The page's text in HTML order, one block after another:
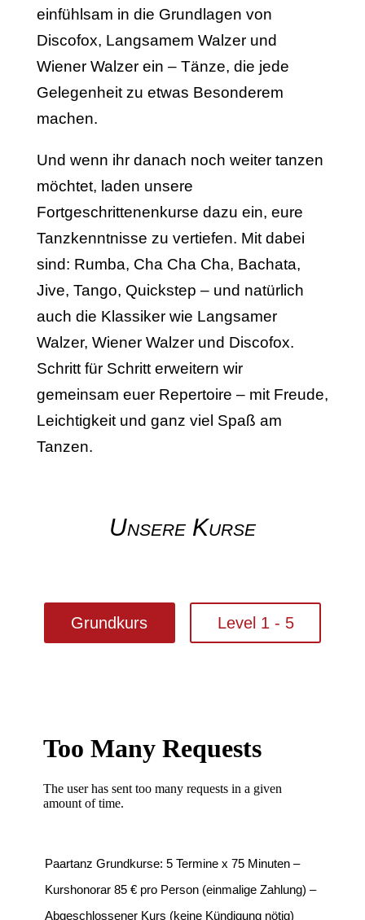
einfühlsam in die Grundlagen von
Discofox, Langsamem Walzer und
Wiener Walzer ein – Tänze, die jede
Gelegenheit zu etwas Besonderem
machen.
Und wenn ihr danach noch weiter tanzen
möchtet, laden unsere
Fortgeschrittenenkurse dazu ein, eure
Tanzkenntnisse zu vertiefen. Mit dabei
sind: Rumba, Cha Cha Cha, Bachata,
Jive, Tango, Quickstep – und natürlich
auch die Klassiker wie Langsamer
Walzer, Wiener Walzer und Discofox.
Schritt für Schritt erweitern wir
gemeinsam euer Repertoire – mit Freude,
Leichtigkeit und ganz viel Spaß am
Tanzen.
Unsere Kurse
Grundkurs Level 1 - 5
Paartanz Grundkurse: 5 Termine x 75 Minuten –
Kurshonorar 85 € pro Person (einmalige Zahlung) –
Abgeschlossener Kurs (keine Kündigung nötig)